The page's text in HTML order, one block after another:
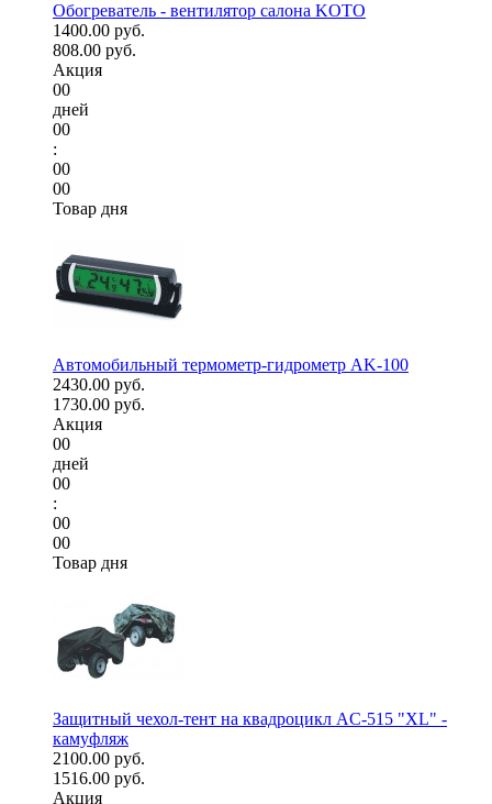
Обогреватель - вентилятор салона KOTO
1400.00 руб.
808.00 руб.
Акция
00
дней
00
:
00
00
Товар дня
Автомобильный термометр-гидрометр AK-100
2430.00 руб.
1730.00 руб.
Акция
00
дней
00
:
00
00
Товар дня
Защитный чехол-тент на квадроцикл AC-515 "XL" -
камуфляж
2100.00 руб.
1516.00 руб.
Акция